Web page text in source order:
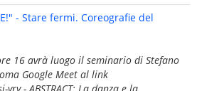
- Stare fermi. Coreografie del
16 avrà luogo il seminario di Stefano
Google Meet al link